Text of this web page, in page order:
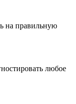
на правильную
любое